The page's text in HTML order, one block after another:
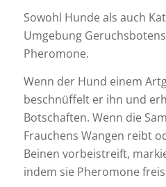
Sowohl Hunde als auch
Umgebung
Pheromone.
Wenn der Hund einem
beschnüffelt er ihn und
Botschaften. Wenn die
Frauchens Wangen reibt
Beinen vorbeistreift,
indem sie Pheromone